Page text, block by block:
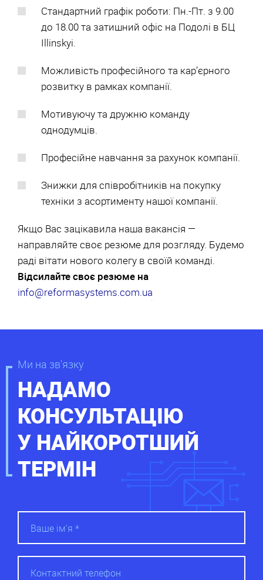
Стандартний графік роботи: Пн.-Пт. з 9.00
до 18.00 та затишний офіс на Подолі в БЦ
Illinskyi.
Можливість професійного та кар’єрного
розвитку в рамках компанії.
Мотивуючу та дружню команду
однодумців.
Професійне навчання за рахунок компанії.
Знижки для співробітників на покупку
техніки з асортименту нашої компанії.
Якщо Вас зацікавила наша вакансія —
направляйте своє резюме для розгляду. Будемо
раді вітати нового колегу в своїй команді.
Відсилайте своє резюме на
info@reformasystems.com.ua
Ми на зв'язку
НАДАМО
КОНСУЛЬТАЦІЮ
У НАЙКОРОТШИЙ
ТЕРМІН